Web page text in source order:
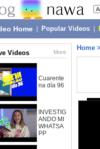
Home Popular Videos
Videos More
Cuarente
na día 96
INVESTIG
ANDO MI
WHATSA
PP
Home